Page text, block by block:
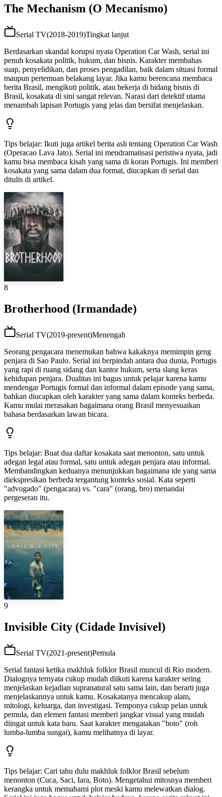
The Mechanism (O Mecanismo)
Serial TV(2018-2019)Tingkat lanjut
Berdasarkan skandal korupsi nyata Operation Car Wash, serial ini
penuh kosakata politik, hukum, dan bisnis. Karakter membahas
suap, penyelidikan, dan proses pengadilan, baik dalam situasi formal
maupun pertemuan belakang layar. Jika kamu berencana membaca
berita Brasil, mengikuti politik, atau bekerja di bidang bisnis di
Brasil, kosakata di sini sangat relevan. Narasi dari detektif utama
menambah lapisan Portugis yang jelas dan bersifat menjelaskan.
Tips belajar: Ikuti juga artikel berita asli tentang Operation Car Wash
(Operacao Lava Jato). Serial ini mendramatisasi peristiwa nyata, jadi
kamu bisa membaca kisah yang sama di koran Portugis. Ini memberi
kosakata yang sama dalam dua format, diucapkan di serial dan
ditulis di artikel.
8
Brotherhood (Irmandade)
Serial TV(2019-present)Menengah
Seorang pengacara menemukan bahwa kakaknya memimpin geng
penjara di Sao Paulo. Serial ini berpindah antara dua dunia, Portugis
yang rapi di ruang sidang dan kantor hukum, serta slang keras
kehidupan penjara. Dualitas ini bagus untuk pelajar karena kamu
mendengar Portugis formal dan informal dalam episode yang sama,
bahkan diucapkan oleh karakter yang sama dalam konteks berbeda.
Kamu mulai merasakan bagaimana orang Brasil menyesuaikan
bahasa berdasarkan lawan bicara.
Tips belajar: Buat dua daftar kosakata saat menonton, satu untuk
adegan legal atau formal, satu untuk adegan penjara atau informal.
Membandingkan keduanya menunjukkan bagaimana ide yang sama
diekspresikan berbeda tergantung konteks sosial. Kata seperti
"advogado" (pengacara) vs. "cara" (orang, bro) menandai
pergeseran itu.
9
Invisible City (Cidade Invisível)
Serial TV(2021-present)Pemula
Serial fantasi ketika makhluk folklor Brasil muncul di Rio modern.
Dialognya ternyata cukup mudah diikuti karena karakter sering
menjelaskan kejadian supranatural satu sama lain, dan berarti juga
menjelaskannya untuk kamu. Kosakatanya mencakup alam,
mitologi, keluarga, dan investigasi. Temponya cukup pelan untuk
pemula, dan elemen fantasi memberi jangkar visual yang mudah
diingat untuk kata baru. Saat karakter mengatakan "boto" (roh
lumba-lumba sungai), kamu melihatnya di layar.
Tips belajar: Cari tahu dulu makhluk folklor Brasil sebelum
menonton (Cuca, Saci, Iara, Boto). Mengetahui mitosnya memberi
kerangka untuk memahami plot meski kamu melewatkan dialog.